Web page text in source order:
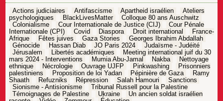
Actions judiciaires Antifascisme Apartheid israélien
Ateliers
psychologiques
BlackLivesMatter
Colloque 80 ans Auschwitz
Colonialisme
Cour Internationale de Justice (CIJ)
Cour Pénale
Internationale (CPI)
Covid Diaspora Droit international
France-
Afrique
Fêtes juives Gaza Stories
Georges Ibrahim Abdallah
Génocide
Hassan Diab JO Paris 2024
Judaïsme - Judéité
Jérusalem
Libertés académiques
Meeting international juif du 30
mars 2024 - Interventions
Mumia Abu-Jamal Nakba
Nettoyage
ethnique
Nécrologie Ouvrage UJFP Pinkwashing
Prisonniers
palestiniens
Proposition de loi Yadan Pépinière de Gaza
Ramy
Shaath
Refuzniks Répression Salah Hamouri
Sanctions
Sionisme - Antisionisme
Tribunal Russell pour la Palestine
Témoignages de Palestine
Ukraine
Un ancien soldat israélien